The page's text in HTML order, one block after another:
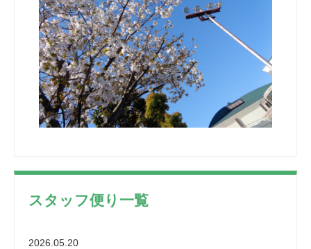
スタッフ便り一覧
2026.05.20